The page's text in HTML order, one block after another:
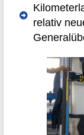
relativ